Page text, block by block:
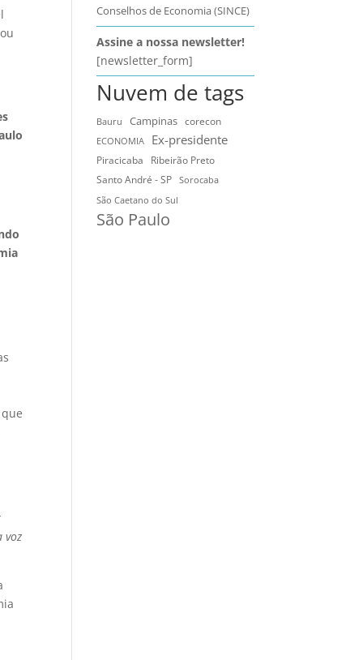
voz
Conselhos de Economia (SINCE)
Assine a nossa newsletter!
[newsletter_form]
Nuvem de tags
Bauru Campinas
corecon
ECONOMIA
Ex-presidente
Piracicaba
Ribeirão Preto
Santo André - SP
Sorocaba
São Caetano do Sul
São Paulo